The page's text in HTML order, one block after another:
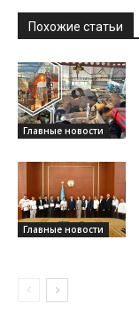
Похожие статьи
Главные новости
Главные новости